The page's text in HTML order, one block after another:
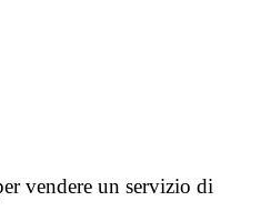
vendere un servizio di